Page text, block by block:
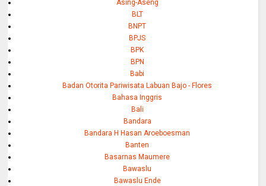
Asing-Aseng
BLT
BNPT
BPJS
BPK
BPN
Babi
Badan Otorita Pariwisata Labuan Bajo - Flores
Bahasa Inggris
Bali
Bandara
Bandara H Hasan Aroeboesman
Banten
Basarnas Maumere
Bawaslu
Bawaslu Ende